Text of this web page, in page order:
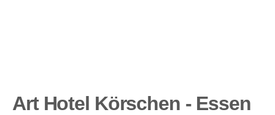
Art Hotel Körschen - Essen